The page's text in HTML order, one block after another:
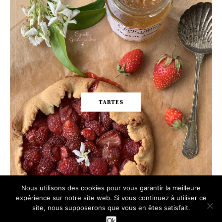
TARTES
Nous utilisons des cookies pour vous garantir la meilleure
expérience sur notre site web. Si vous continuez à utiliser ce
site, nous supposerons que vous en êtes satisfait.